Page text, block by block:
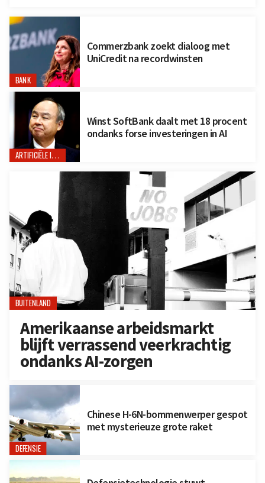
BANK
Commerzbank zoekt dialoog met
UniCredit na recordwinsten
ARTIFICIËLE INTELLIGENTIE
Winst SoftBank daalt met 18 procent
ondanks forse investeringen in AI
BUITENLAND
Amerikaanse arbeidsmarkt
blijft verrassend veerkrachtig
ondanks AI-zorgen
DEFENSIE
Chinese H-6N-bommenwerper gespot
met mysterieuze grote raket